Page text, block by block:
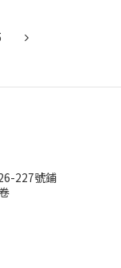
227號鋪